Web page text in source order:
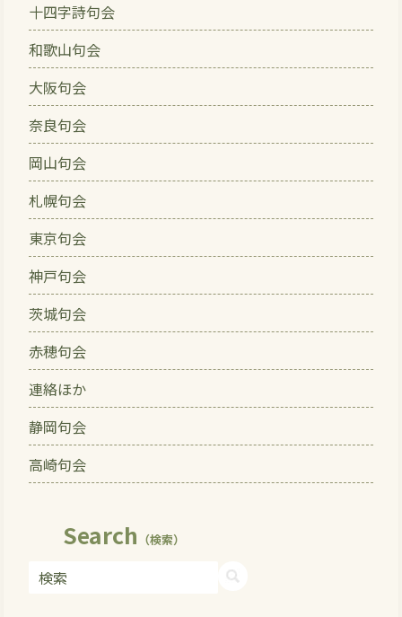
十四字詩句会
和歌山句会
大阪句会
奈良句会
岡山句会
札幌句会
東京句会
神戸句会
茨城句会
赤穂句会
連絡ほか
静岡句会
高崎句会
Search （検索）